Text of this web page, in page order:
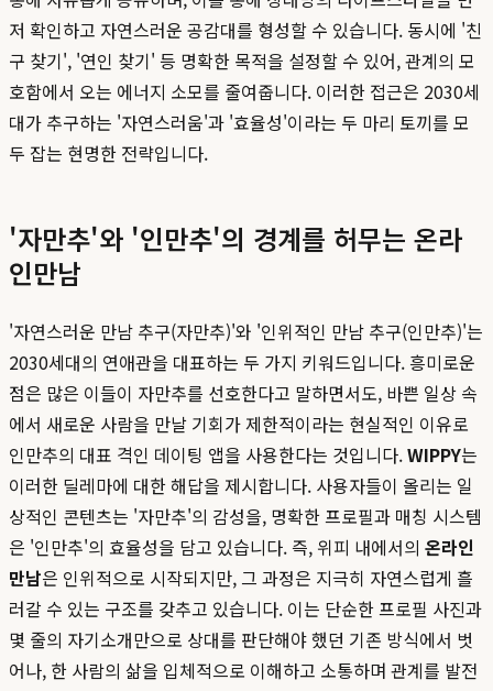
저 확인하고 자연스러운 공감대를 형성할 수 있습니다. 동시에 '친
구 찾기', '연인 찾기' 등 명확한 목적을 설정할 수 있어, 관계의 모
호함에서 오는 에너지 소모를 줄여줍니다. 이러한 접근은 2030세
대가 추구하는 '자연스러움'과 '효율성'이라는 두 마리 토끼를 모
두 잡는 현명한 전략입니다.
'자만추'와 '인만추'의 경계를 허무는 온라
인만남
'자연스러운 만남 추구(자만추)'와 '인위적인 만남 추구(인만추)'는
2030세대의 연애관을 대표하는 두 가지 키워드입니다. 흥미로운
점은 많은 이들이 자만추를 선호한다고 말하면서도, 바쁜 일상 속
에서 새로운 사람을 만날 기회가 제한적이라는 현실적인 이유로
인만추의 대표 격인 데이팅 앱을 사용한다는 것입니다.WIPPY는
이러한 딜레마에 대한 해답을 제시합니다. 사용자들이 올리는 일
상적인 콘텐츠는 '자만추'의 감성을, 명확한 프로필과 매칭 시스템
은 '인만추'의 효율성을 담고 있습니다. 즉, 위피 내에서의 온라인
만남은 인위적으로 시작되지만, 그 과정은 지극히 자연스럽게 흘
러갈 수 있는 구조를 갖추고 있습니다. 이는 단순한 프로필 사진과
몇 줄의 자기소개만으로 상대를 판단해야 했던 기존 방식에서 벗
어나, 한 사람의 삶을 입체적으로 이해하고 소통하며 관계를 발전